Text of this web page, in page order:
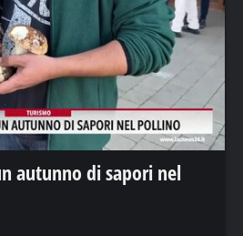
autunno di sapori nel